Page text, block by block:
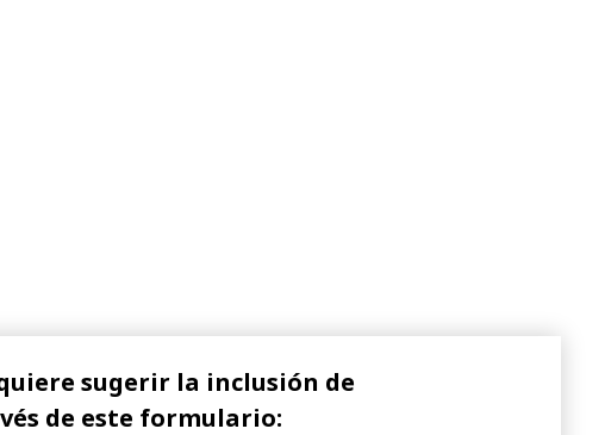
sugerir la inclusión de
de este formulario: